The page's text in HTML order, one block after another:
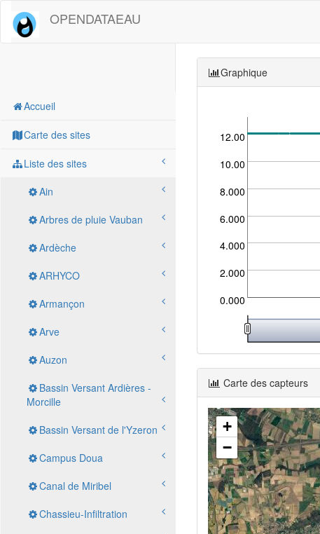
OPENDATAEAU
Accueil
Carte des sites
Liste des sites
Ain
Arbres de pluie Vauban
Ardèche
ARHYCO
Armançon
Arve
Auzon
Bassin Versant Ardières -
Morcille
Bassin Versant de l'Yzeron
Campus Doua
Canal de Miribel
Chassieu-Infiltration
Graphique
0.000
2.000
4.000
6.000
8.000
10.00
12.00
Carte des capteurs
+
−